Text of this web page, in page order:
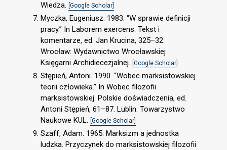
Wiedza. [Google Scholar]
Myczka, Eugeniusz. 1983. “W sprawie definicji
pracy.” In Laborem exercens. Tekst i
komentarze, ed. Jan Krucina, 325–32.
Wrocław: Wydawnictwo Wrocławskiej
Księgarni Archidiecezjalnej. [Google Scholar]
Stępień, Antoni. 1990. “Wobec marksistowskiej
teorii człowieka.” In Wobec filozofii
marksistowskiej. Polskie doświadczenia, ed.
Antoni Stępień, 61–87. Lublin: Towarzystwo
Naukowe KUL. [Google Scholar]
Szaff, Adam. 1965. Marksizm a jednostka
ludzka. Przyczynek do marksistowskiej filozofii